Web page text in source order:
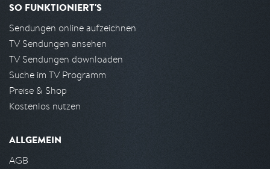
SO FUNKTIONIERT'S
Sendungen online aufzeichnen
TV Sendungen ansehen
TV Sendungen downloaden
Suche im TV Programm
Preise & Shop
Kostenlos nutzen
ALLGEMEIN
AGB